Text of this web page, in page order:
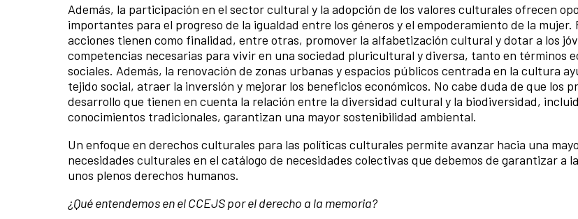
Además, la participación en el sector cultural y la adopción de los valores culturales ofrecen
importantes para el progreso de la igualdad entre los géneros y el empoderamiento de la mujer.
acciones tienen como finalidad, entre otras, promover la alfabetización cultural y dotar a los
competencias necesarias para vivir en una sociedad pluricultural y diversa, tanto en términos
sociales. Además, la renovación de zonas urbanas y espacios públicos centrada en la cultura
tejido social, atraer la inversión y mejorar los beneficios económicos. No cabe duda de que los
desarrollo que tienen en cuenta la relación entre la diversidad cultural y la biodiversidad,
conocimientos tradicionales, garantizan una mayor sostenibilidad ambiental.
Un enfoque en derechos culturales para las políticas culturales permite avanzar hacia una
necesidades culturales en el catálogo de necesidades colectivas que debemos de garantizar a
unos plenos derechos humanos.
¿Qué entendemos en el CCEJS por el derecho a la memoria?